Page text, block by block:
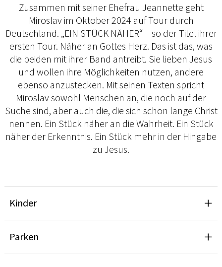
Zusammen mit seiner Ehefrau Jeannette geht
Miroslav im Oktober 2024 auf Tour durch
Deutschland. „EIN STÜCK NÄHER“ – so der Titel ihrer
ersten Tour. Näher an Gottes Herz. Das ist das, was
die beiden mit ihrer Band antreibt. Sie lieben Jesus
und wollen ihre Möglichkeiten nutzen, andere
ebenso anzustecken. Mit seinen Texten spricht
Miroslav sowohl Menschen an, die noch auf der
Suche sind, aber auch die, die sich schon lange Christ
nennen. Ein Stück näher an die Wahrheit. Ein Stück
näher der Erkenntnis. Ein Stück mehr in der Hingabe
zu Jesus.
Kinder
Parken